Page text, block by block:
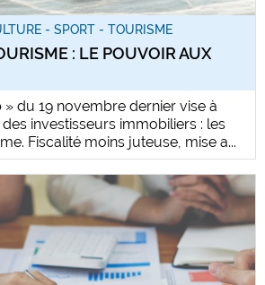
- SPORT - TOURISME
: LE POUVOIR AUX
» du 19 novembre dernier vise à
investisseurs immobiliers : les
Fiscalité moins juteuse, mise a...